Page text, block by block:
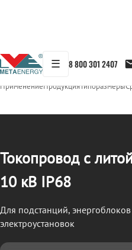
☰ 8 800 301 2407
← Продукция/ТОКОПРОВОД
ПрименениеПродукцияТипоразмеры
Токопровод с
10 кВ IP68
Для подстанций,
электроустановок